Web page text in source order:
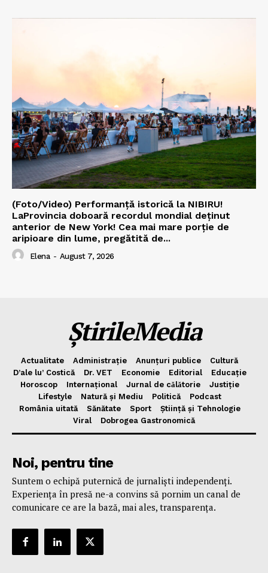
(Foto/Video) Performanță istorică la NIBIRU!
LaProvincia doboară recordul mondial deținut
anterior de New York! Cea mai mare porție de
aripioare din lume, pregătită de...
Elena - August 7, 2026
ȘtirileMedia
Actualitate Administrație Anunțuri publice
Cultură
D’ale lu’ Costică
Dr. VET Economie Editorial
Educație
Horoscop
Internațional Jurnal de cǎlǎtorie
Justiție
Lifestyle
Natură și Mediu Politică
Podcast
România uitată
Sănătate Sport
Știință și Tehnologie
Viral
Dobrogea Gastronomică
Noi, pentru tine
Suntem o echipă puternică de jurnaliști independenți.
Experiența în presă ne-a convins să pornim un canal de
comunicare ce are la bază, mai ales, transparența.